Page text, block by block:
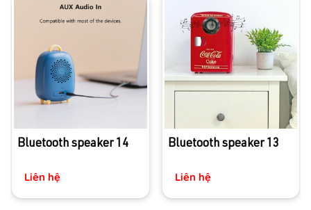
Bluetooth speaker 14
Liên hệ
Bluetooth speaker 13
Liên hệ